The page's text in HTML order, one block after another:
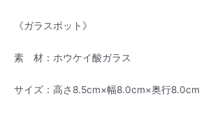
《ガラスポット》
素 材：ホウケイ酸ガラス
サイズ：高さ8.5cm×幅8.0cm×奥行8.0cm